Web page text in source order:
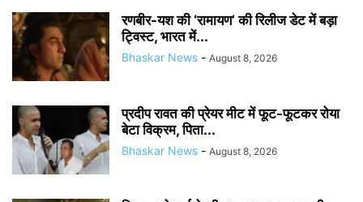
रणबीर-यश की ‘रामायण’ की रिलीज डेट में बड़ा
ट्विस्ट, भारत में...
Bhaskar News - August 8, 2026
प्रदीप रावत की प्रेयर मीट में फूट-फूटकर रोया
बेटा विक्रम, पिता...
Bhaskar News - August 8, 2026